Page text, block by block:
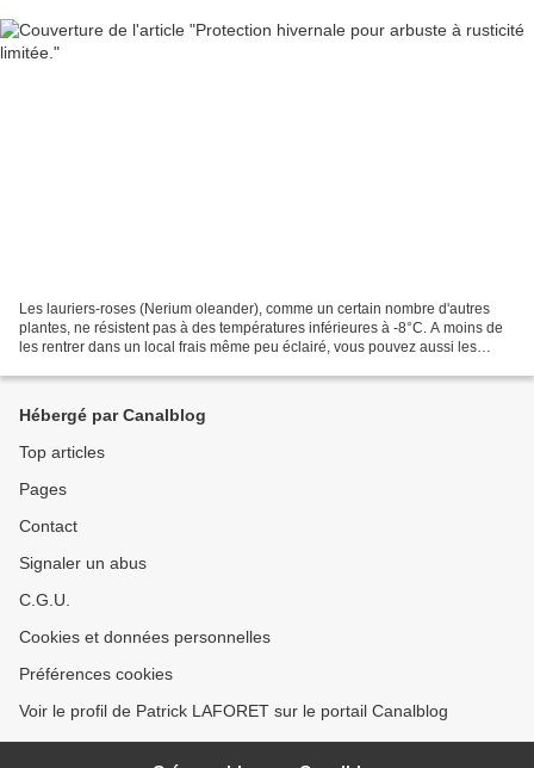
Les lauriers-roses (Nerium oleander), comme un certain nombre d'autres
plantes, ne résistent pas à des températures inférieures à -8°C. A moins de
les rentrer dans un local frais même peu éclairé, vous pouvez aussi les
Hébergé par Canalblog
Top articles
Pages
Contact
Signaler un abus
C.G.U.
Cookies et données personnelles
Préférences cookies
Voir le profil de Patrick LAFORET sur le portail Canalblog